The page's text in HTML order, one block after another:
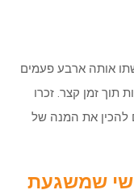
אותה ארבע פעמים
תוך זמן קצר. זכרו
להכין את המנה של
שמשגעת